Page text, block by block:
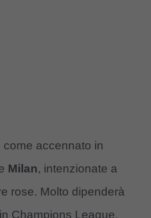
accennato in
Milan, intenzionate a
rose. Molto dipenderà
Champions League,